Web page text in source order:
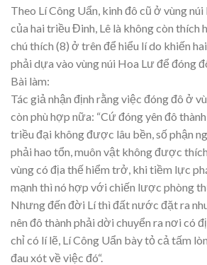
Theo Lí Công Uẩn, kinh đô cũ ở vùng
của hai triều Đinh, Lê là không còn thích
chú thích (8) ở trên để hiểu lí do khiến
phải dựa vào vùng núi Hoa Lư để đóng
Bài làm:
Tác giả nhận định rằng việc đóng đô ở
còn phù hợp nữa: “Cứ đóng yên đô
triều đại không được lâu bền, số phận
phải hao tổn, muôn vật không được
vùng có địa thế hiểm trở, khi tiềm lực
mạnh thì nó hợp với chiến lược phòng
Nhưng đến đời Lí thì đất nước đặt ra
nên đô thành phải dời chuyển ra nơi có
chỉ có lí lẽ, Lí Công Uẩn bày tỏ cả tấm
đau xót về việc đó“.